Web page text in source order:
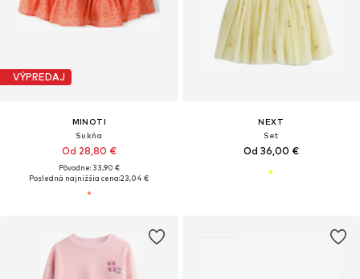
VÝPREDAJ
MINOTI
Sukňa
Od 28,80 €
Pôvodne: 33,90 €
Posledná najnižšia cena:23,04 €
NEXT
Set
Od 36,00 €